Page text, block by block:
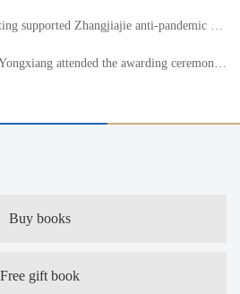
Zhangjiajie anti-pandemic supplies and worked together to fight the pandemic
ceremony of the donation commemorative medal of the Education Development Foundation of Harbin Institute of Technology
Buy books
Free gift book